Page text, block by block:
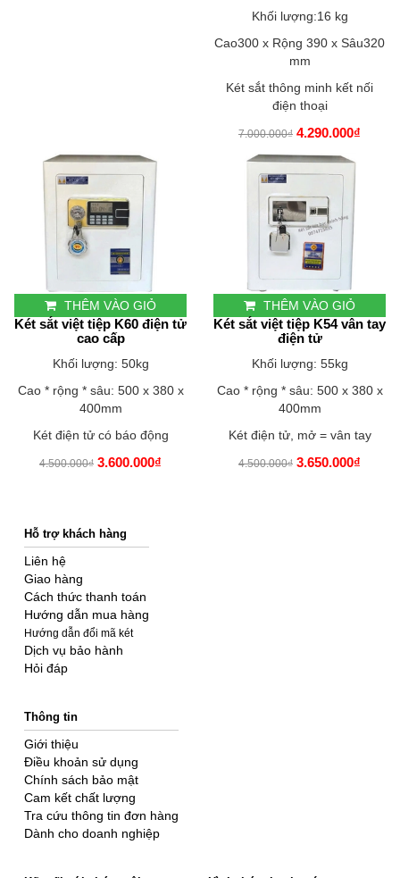
Khối lượng:16 kg
Cao300 x Rộng 390 x Sâu320
mm
Két sắt thông minh kết nối
điện thoại
7.000.000₫ 4.290.000₫
THÊM VÀO GIỎ
Két sắt việt tiệp K60 điện tử
cao cấp
Khối lượng: 50kg
Cao * rộng * sâu: 500 x 380 x
400mm
Két điện tử có báo động
4.500.000₫ 3.600.000₫
THÊM VÀO GIỎ
Két sắt việt tiệp K54 vân tay
điện tử
Khối lượng: 55kg
Cao * rộng * sâu: 500 x 380 x
400mm
Két điện tử, mở = vân tay
4.500.000₫ 3.650.000₫
Hỗ trợ khách hàng
Liên hệ
Giao hàng
Cách thức thanh toán
Hướng dẫn mua hàng
Hướng dẫn đổi mã két
Dịch vụ bảo hành
Hỏi đáp
Thông tin
Giới thiệu
Điều khoản sử dụng
Chính sách bảo mật
Cam kết chất lượng
Tra cứu thông tin đơn hàng
Dành cho doanh nghiệp